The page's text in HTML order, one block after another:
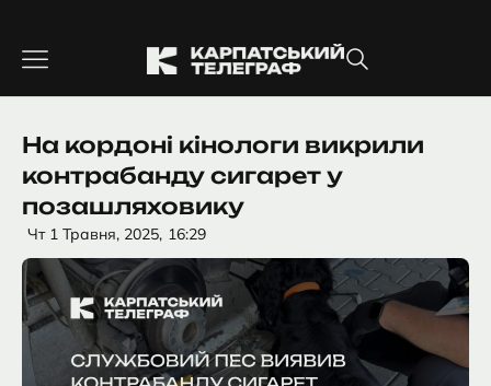
вмісту
На кордоні кінологи викрили
контрабанду сигарет у
позашляховику
Чт 1 Травня, 2025, 16:29